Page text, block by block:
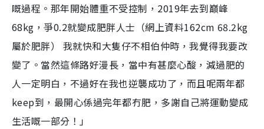
嘅過程。那年開始體重不受控制，2019年去到巔峰
68kg，爭0.2就變成肥胖人士（網上資料162cm 68.2kg
屬於肥胖） 我就快和大隻仔不相伯仲時，我覺得我要改
變了。當然這條路好漫長，當中有甚麼心酸，減過肥的
人一定明白，不過好在我也逆襲成功了，而且呢兩年都
keep到，最開心係過完年都冇肥，多謝自己將運動變成
生活嘅一部分！」